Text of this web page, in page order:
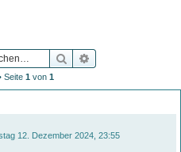
Suche
Seite 1 von 1
12. Dezember 2024, 23:55